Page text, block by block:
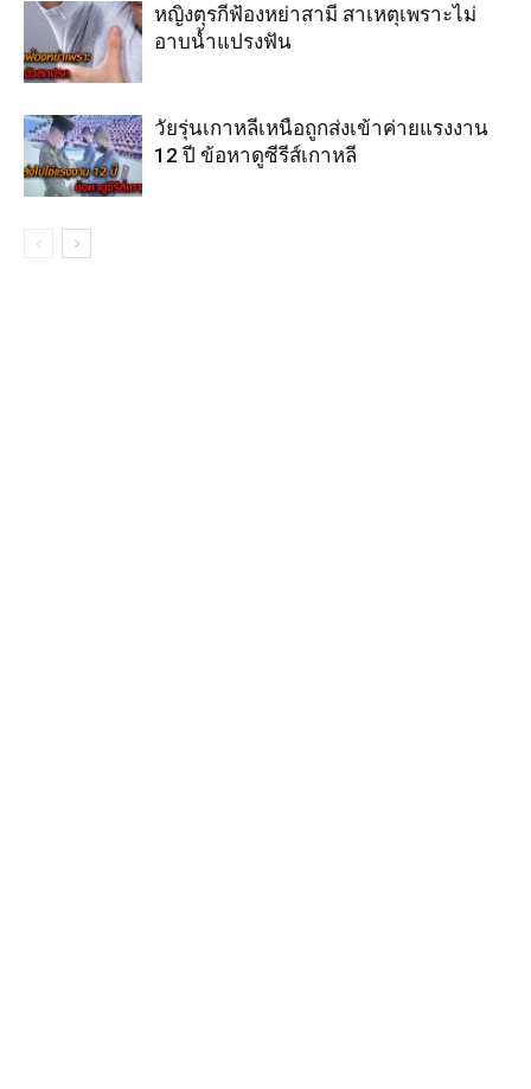
หญิงตุรกีฟ้องหย่าสามี สาเหตุเพราะไม่
อาบน้ำแปรงฟัน
วัยรุ่นเกาหลีเหนือถูกส่งเข้าค่ายแรงงาน
12 ปี ข้อหาดูซีรีส์เกาหลี